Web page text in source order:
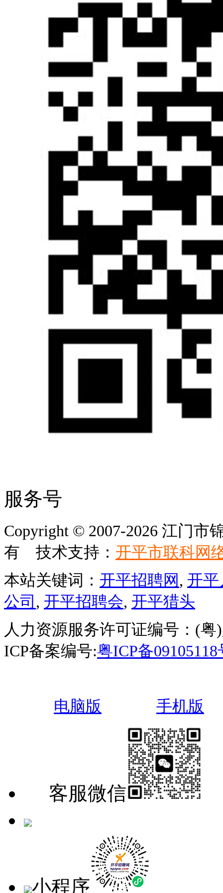
服务号
Copyright © 2007-2026 江门市
有 技术支持： 开平市联科网
本站关键词： 开平招聘网 , 开
公司 , 开平招聘会, 开平猎头
人力资源服务许可证编号：(
ICP备案编号:粤ICP备09105118
电脑版 手机版
客服微信
小程序